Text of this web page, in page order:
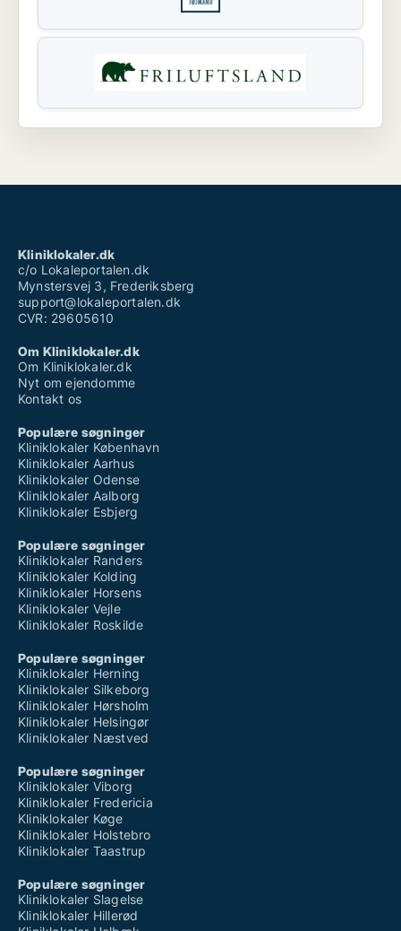
Kliniklokaler.dk
c/o Lokaleportalen.dk
Mynstersvej 3, Frederiksberg
support@lokaleportalen.dk
CVR: 29605610
Om Kliniklokaler.dk
Om Kliniklokaler.dk
Nyt om ejendomme
Kontakt os
Populære søgninger
Kliniklokaler København
Kliniklokaler Aarhus
Kliniklokaler Odense
Kliniklokaler Aalborg
Kliniklokaler Esbjerg
Populære søgninger
Kliniklokaler Randers
Kliniklokaler Kolding
Kliniklokaler Horsens
Kliniklokaler Vejle
Kliniklokaler Roskilde
Populære søgninger
Kliniklokaler Herning
Kliniklokaler Silkeborg
Kliniklokaler Hørsholm
Kliniklokaler Helsingør
Kliniklokaler Næstved
Populære søgninger
Kliniklokaler Viborg
Kliniklokaler Fredericia
Kliniklokaler Køge
Kliniklokaler Holstebro
Kliniklokaler Taastrup
Populære søgninger
Kliniklokaler Slagelse
Kliniklokaler Hillerød